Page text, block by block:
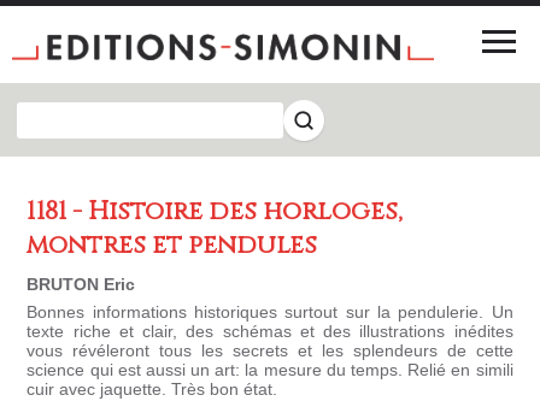
1181 - Histoire des horloges,
montres et pendules
BRUTON Eric
Bonnes informations historiques surtout sur la pendulerie. Un
texte riche et clair, des schémas et des illustrations inédites
vous révéleront tous les secrets et les splendeurs de cette
science qui est aussi un art: la mesure du temps. Relié en simili
cuir avec jaquette. Très bon état.